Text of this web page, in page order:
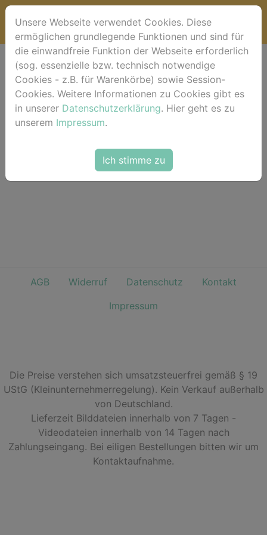
Warenkorb
Dein Warenkorb ist leer.
Unsere Webseite verwendet Cookies. Diese
ermöglichen grundlegende Funktionen und sind für
die einwandfreie Funktion der Webseite erforderlich
(sog. essenzielle bzw. technisch notwendige
Cookies - z.B. für Warenkörbe) sowie Session-
Cookies. Weitere Informationen zu Cookies gibt es
in unserer Datenschutzerklärung. Hier geht es zu
unserem Impressum.
Ich stimme zu
AGB Widerruf Datenschutz
Kontakt
Impressum
Die Preise verstehen sich umsatzsteuerfrei gemäß § 19
UStG (Kleinunternehmerregelung). Kein Verkauf außerhalb
von Deutschland.
Lieferzeit Bilddateien innerhalb von 7 Tagen -
Videodateien innerhalb von 14 Tagen nach
Zahlungseingang. Bei eiligen Bestellungen bitten wir um
Kontaktaufnahme.